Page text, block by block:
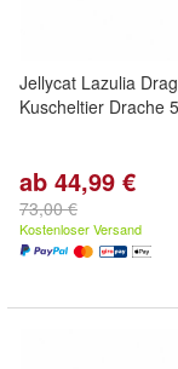
Jellycat Lazulia
Kuscheltier Drache
ab 44,99 €
73,00 €
Kostenloser Versand